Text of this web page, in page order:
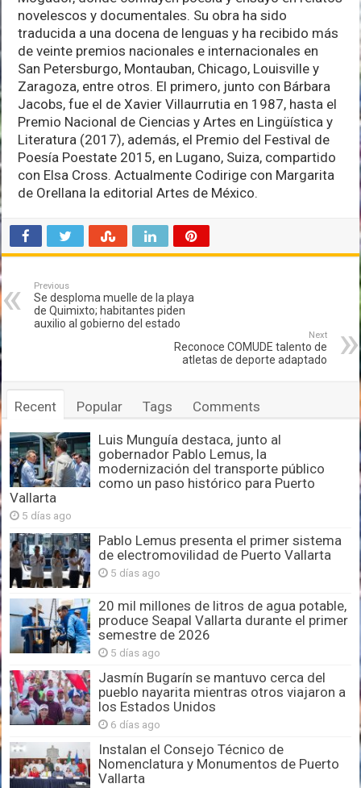
noveles­cos y documentales. Su obra ha sido
traducida a una docena de lenguas y ha recibido más
de veinte premios nacionales e internacionales en
San Petersburgo, Montauban, Chicago, Louisville y
Zaragoza, entre otros. El primero, junto con Bárbara
Jacobs, fue el de Xavier Villaurrutia en 1987, hasta el
Premio Nacional de Ciencias y Artes en Lingüística y
Literatura (2017), además, el Premio del Festival de
Poesía Poestate 2015, en Lugano, Suiza, compartido
con Elsa Cross. Actualmente Codirige con Margarita
de Orellana la editorial Artes de México.
Previous
Se desploma muelle de la playa
de Quimixto; habitantes piden
auxilio al gobierno del estado
Next
Reconoce COMUDE talento de
atletas de deporte adaptado
Recent Popular Tags Comments
Luis Munguía destaca, junto al
gobernador Pablo Lemus, la
modernización del transporte público
como un paso histórico para Puerto
Vallarta
5 días ago
Pablo Lemus presenta el primer sistema
de electromovilidad de Puerto Vallarta
5 días ago
20 mil millones de litros de agua potable,
produce Seapal Vallarta durante el primer
semestre de 2026
5 días ago
Jasmín Bugarín se mantuvo cerca del
pueblo nayarita mientras otros viajaron a
los Estados Unidos
6 días ago
Instalan el Consejo Técnico de
Nomenclatura y Monumentos de Puerto
Vallarta